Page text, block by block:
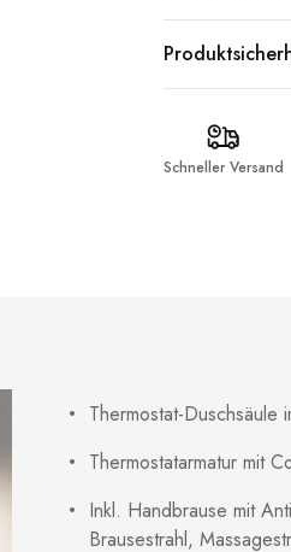
Schneller Versand
Thermostat-Duschsäule
Thermostatarmatur mit
Inkl. Handbrause mit
Brausestrahl,